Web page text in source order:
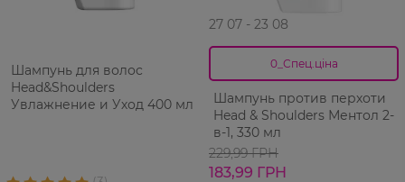
Шампунь для волос
Head&Shoulders
Увлажнение и Уход 400 мл
27 07 - 23 08
0_Спец.ціна
Шампунь против перхоти
Head & Shoulders Ментол 2-
в-1, 330 мл
229,99 ГРН
183,99 ГРН